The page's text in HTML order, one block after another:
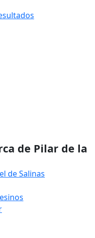
de Pilar de la
de Salinas